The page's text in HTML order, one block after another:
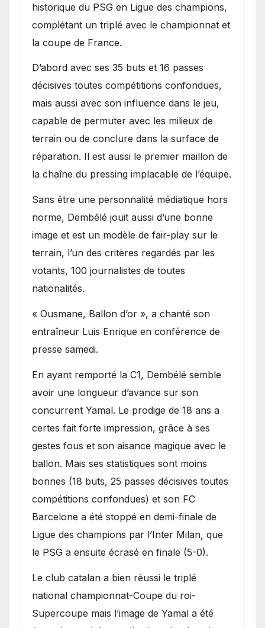
historique du PSG en Ligue des champions,
complétant un triplé avec le championnat et
la coupe de France.
D’abord avec ses 35 buts et 16 passes
décisives toutes compétitions confondues,
mais aussi avec son influence dans le jeu,
capable de permuter avec les milieux de
terrain ou de conclure dans la surface de
réparation. Il est aussi le premier maillon de
la chaîne du pressing implacable de l’équipe.
Sans être une personnalité médiatique hors
norme, Dembélé jouit aussi d’une bonne
image et est un modèle de fair-play sur le
terrain, l’un des critères regardés par les
votants, 100 journalistes de toutes
nationalités.
« Ousmane, Ballon d’or », a chanté son
entraîneur Luis Enrique en conférence de
presse samedi.
En ayant remporté la C1, Dembélé semble
avoir une longueur d’avance sur son
concurrent Yamal. Le prodige de 18 ans a
certes fait forte impression, grâce à ses
gestes fous et son aisance magique avec le
ballon. Mais ses statistiques sont moins
bonnes (18 buts, 25 passes décisives toutes
compétitions confondues) et son FC
Barcelone a été stoppé en demi-finale de
Ligue des champions par l’Inter Milan, que
le PSG a ensuite écrasé en finale (5-0).
Le club catalan a bien réussi le triplé
national championnat-Coupe du roi-
Supercoupe mais l’image de Yamal a été